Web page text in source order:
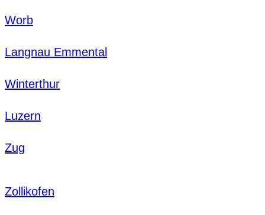
Worb
Langnau Emmental
Winterthur
Luzern
Zug
Zollikofen